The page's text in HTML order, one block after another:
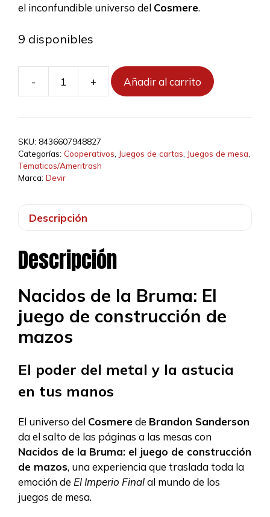
el inconfundible universo del Cosmere.
9 disponibles
-
Nacidos
la
cantidad
+ Añadir al carrito
SKU: 8436607948827
Categorías: Cooperativos Juegos de cartas Juegos de mesa
Tematicos/Ameritrash
Marca: Devir
Descripción
Descripción
Nacidos de la Bruma: El
juego de construcción de
mazos
El poder del metal y la astucia
en tus manos
El universo del Cosmerede Brandon Sanderson
da el salto de las páginas a las mesas con
Nacidos de la Bruma: el juego de construcción
de mazos, una experiencia que traslada toda la
emoción de El Imperio Finalal mundo de los
juegos de mesa.